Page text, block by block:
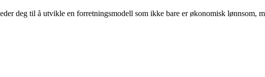
deg til å utvikle en forretningsmodell som ikke bare er økonomisk lønnsom,